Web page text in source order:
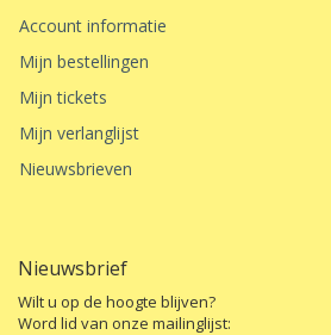
Account informatie
Mijn bestellingen
Mijn tickets
Mijn verlanglijst
Nieuwsbrieven
Nieuwsbrief
Wilt u op de hoogte blijven?
Word lid van onze mailinglijst: